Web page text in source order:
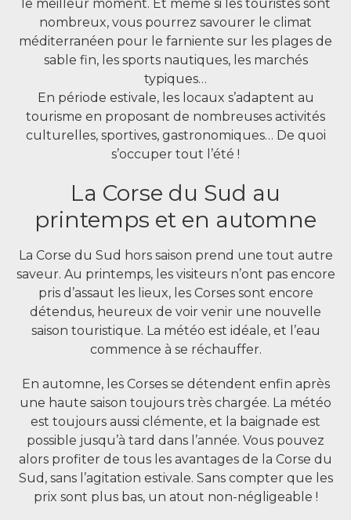
le meilleur moment. Et même si les touristes sont
nombreux, vous pourrez savourer le climat
méditerranéen pour le farniente sur les plages de
sable fin, les sports nautiques, les marchés
typiques…
En période estivale, les locaux s’adaptent au
tourisme en proposant de nombreuses activités
culturelles, sportives, gastronomiques… De quoi
s’occuper tout l’été !
La Corse du Sud au
printemps et en automne
La Corse du Sud hors saison prend une tout autre
saveur. Au printemps, les visiteurs n’ont pas encore
pris d’assaut les lieux, les Corses sont encore
détendus, heureux de voir venir une nouvelle
saison touristique. La météo est idéale, et l’eau
commence à se réchauffer.
En automne, les Corses se détendent enfin après
une haute saison toujours très chargée. La météo
est toujours aussi clémente, et la baignade est
possible jusqu’à tard dans l’année. Vous pouvez
alors profiter de tous les avantages de la Corse du
Sud, sans l’agitation estivale. Sans compter que les
prix sont plus bas, un atout non-négligeable !